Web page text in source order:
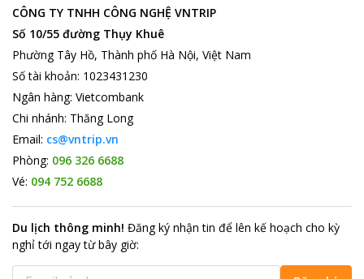
CÔNG TY TNHH CÔNG NGHỆ VNTRIP
Số 10/55 đường Thụy Khuê
Phường Tây Hồ, Thành phố Hà Nội, Việt Nam
Số tài khoản: 1023431230
Ngân hàng: Vietcombank
Chi nhánh: Thăng Long
Email: cs@vntrip.vn
Phòng: 096 326 6688
Vé: 094 752 6688
Du lịch thông minh! Đăng ký nhận tin để lên kế hoạch cho kỳ
nghỉ tới ngay từ bây giờ: